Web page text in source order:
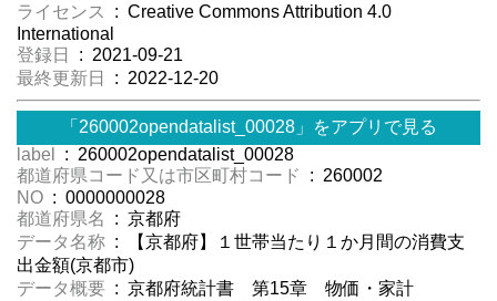
ライセンス
: Creative Commons Attribution 4.0
International
登録日
: 2021-09-21
最終更新日
: 2022-12-20
「260002opendatalist_00028」をアプリで見る
label
: 260002opendatalist_00028
都道府県コード又は市区町村コード
: 260002
NO : 0000000028
都道府県名
: 京都府
データ名称 : 【京都府】１世帯当たり１か月間の消費支
出金額(京都市)
データ概要 : 京都府統計書 第15章 物価・家計